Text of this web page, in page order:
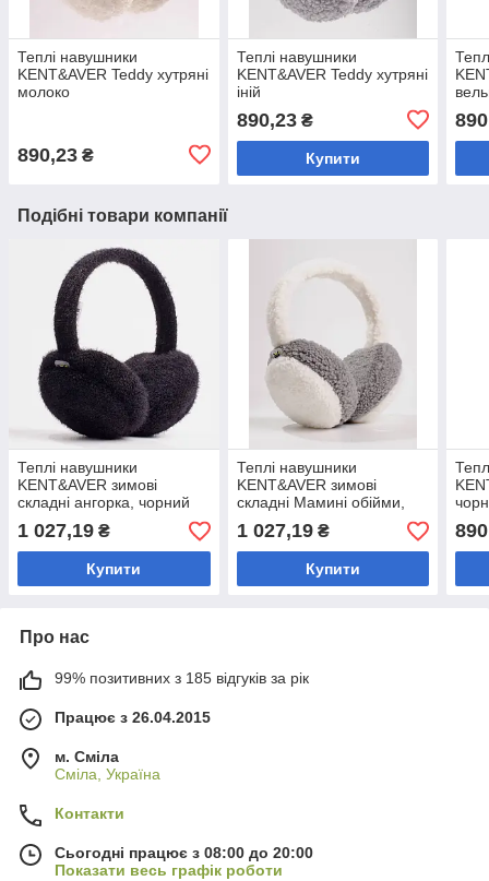
Теплі навушники
KENT&AVER Teddy хутряні
молоко
890,23 ₴
Теплі навушники
KENT&AVER Teddy хутряні
іній
890,23₴
Купити
Подібні товари компанії
Теплі навушники
KENT&AVER зимові
складні ангорка, чорний
1 027,19 ₴
Купити
Теплі навушники
KENT&AVER зимові
складні Мамині обійми,
сіро-білі
1 027,19₴
Купити
Про нас
99% позитивних з 185 відгуків за рік
Працює з 26.04.2015
м. Сміла
Сміла, Україна
Контакти
Сьогодні працює з 08:00 до 20:00
Показати весь графік роботи